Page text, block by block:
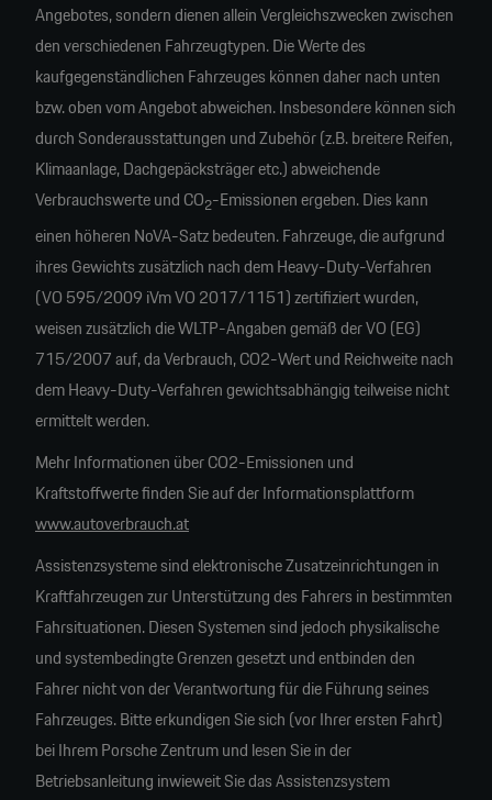
Angebotes, sondern dienen allein Vergleichszwecken zwischen
den verschiedenen Fahrzeugtypen. Die Werte des
kaufgegenständlichen Fahrzeuges können daher nach unten
bzw. oben vom Angebot abweichen. Insbesondere können sich
durch Sonderausstattungen und Zubehör (z.B. breitere Reifen,
Klimaanlage, Dachgepäcksträger etc.) abweichende
Verbrauchswerte und CO2-Emissionen ergeben. Dies kann
einen höheren NoVA-Satz bedeuten. Fahrzeuge, die aufgrund
ihres Gewichts zusätzlich nach dem Heavy-Duty-Verfahren
(VO 595/2009 iVm VO 2017/1151) zertifiziert wurden,
weisen zusätzlich die WLTP-Angaben gemäß der VO (EG)
715/2007 auf, da Verbrauch, CO2-Wert und Reichweite nach
dem Heavy-Duty-Verfahren gewichtsabhängig teilweise nicht
ermittelt werden.
Mehr Informationen über CO2-Emissionen und
Kraftstoffwerte finden Sie auf der Informationsplattform
www.autoverbrauch.at
Assistenzsysteme sind elektronische Zusatzeinrichtungen in
Kraftfahrzeugen zur Unterstützung des Fahrers in bestimmten
Fahrsituationen. Diesen Systemen sind jedoch physikalische
und systembedingte Grenzen gesetzt und entbinden den
Fahrer nicht von der Verantwortung für die Führung seines
Fahrzeuges. Bitte erkundigen Sie sich (vor Ihrer ersten Fahrt)
bei Ihrem Porsche Zentrum und lesen Sie in der
Betriebsanleitung inwieweit Sie das Assistenzsystem